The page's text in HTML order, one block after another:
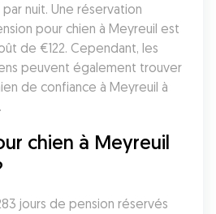
nuit. Une réservation
pour chien à Meyreuil est
de €122. Cependant, les
peuvent également trouver
de confiance à Meyreuil à
chien à Meyreuil
jours de pension réservés